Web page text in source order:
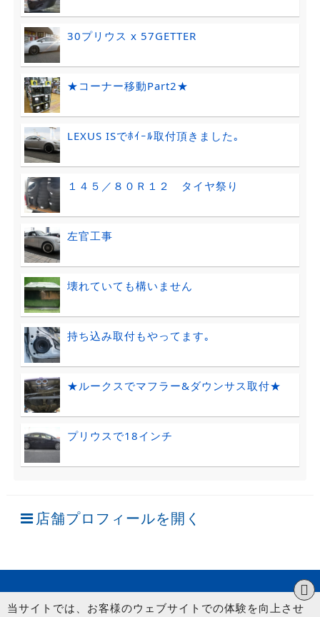
30プリウス x 57GETTER
★コーナー移動Part2★
LEXUS ISでﾎｲｰﾙ取付頂きました｡
１４５／８０Ｒ１２ タイヤ祭り
左官工事
壊れていても構いません
持ち込み取付もやってます｡
★ルークスでマフラー&ダウンサス取付★
プリウスで18インチ
店舗プロフィールを開く
当サイトでは、お客様のウェブサイトでの体験を向上させ